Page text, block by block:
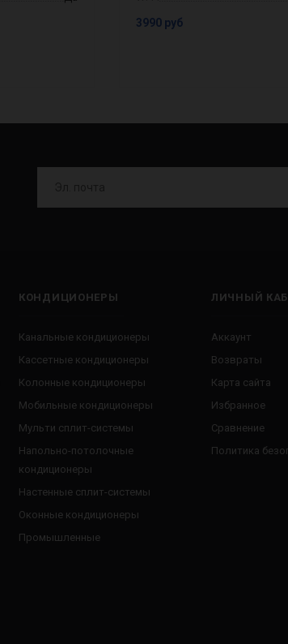
3990 руб
КОНДИЦИОНЕРЫ
Канальные кондиционеры
Кассетные кондиционеры
Колонные кондиционеры
Мобильные кондиционеры
Мульти сплит-системы
Напольно-потолочные
кондиционеры
Настенные сплит-системы
Оконные кондиционеры
Промышленные
ЛИЧНЫЙ
Аккаунт
Возвраты
Карта сайта
Избранное
Сравнение
Политика